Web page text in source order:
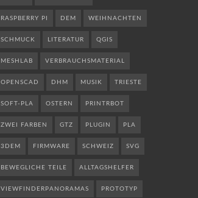
RASPBERRY PI DEM WEIHNACHTEN
SCHMUCK LITERATUR QGIS
MESHLAB VERBRAUCHSMATERIAL
OPENSCAD DHM MUSIK TRIESTE
SOFT-PLA OSTERN PRINTRBOT
ZWEI FARBEN GTZ PLUGIN PLA
3DEM FIRMWARE SCHWEIZ SVG
BEWEGLICHE TEILE ALLTAGSHELFER
VIEWFINDERPANORAMAS PROTOTYP